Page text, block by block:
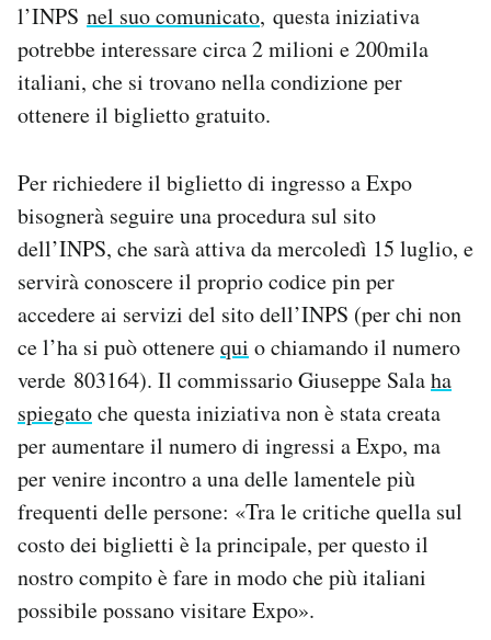
Esci
l’INPS nel suo comunicato, questa iniziativa
potrebbe interessare circa 2 milioni e 200mila
italiani, che si trovano nella condizione per
ottenere il biglietto gratuito.
Per richiedere il biglietto di ingresso a Expo
bisognerà seguire una procedura sul sito
dell’INPS, che sarà attiva da mercoledì 15 luglio, e
servirà conoscere il proprio codice pin per
accedere ai servizi del sito dell’INPS (per chi non
ce l’ha si può ottenerequi o chiamando il numero
verde 803164). Il commissario Giuseppe Salaha
spiegatoche questa iniziativa non è stata creata
per aumentare il numero di ingressi a Expo, ma
per venire incontro a una delle lamentele più
frequenti delle persone: «Tra le critiche quella sul
costo dei biglietti è la principale, per questo il
nostro compito è fare in modo che più italiani
possibile possano visitare Expo».